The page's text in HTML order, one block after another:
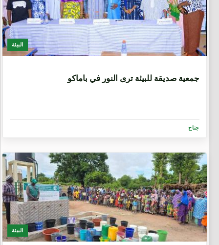
البيئة
جمعية صديقة للبيئة ترى النور في باماكو
جناح
البيئة